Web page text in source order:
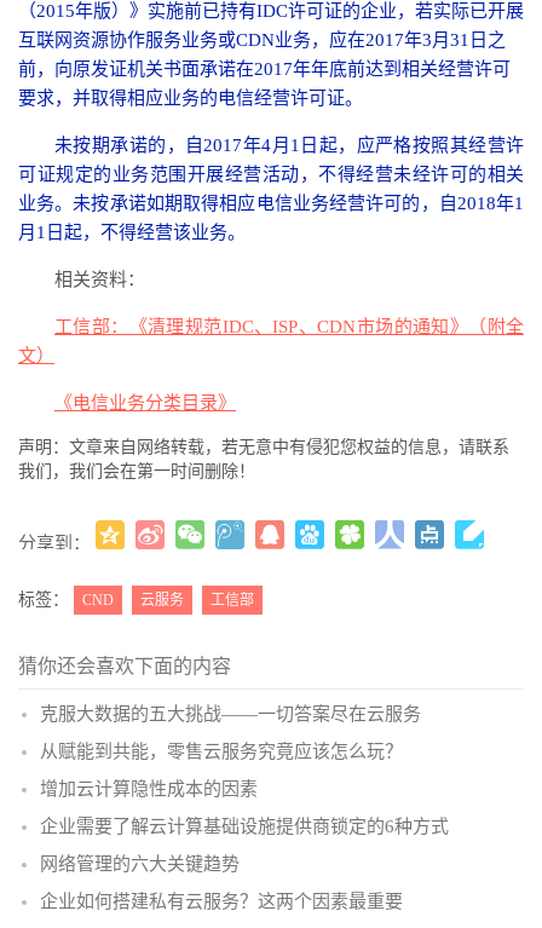
（2015年版）》实施前已持有IDC许可证的企业，若实际已开展
互联网资源协作服务业务或CDN业务，应在2017年3月31日之
前，向原发证机关书面承诺在2017年年底前达到相关经营许可
要求，并取得相应业务的电信经营许可证。
未按期承诺的，自2017年4月1日起，应严格按照其经营许
可证规定的业务范围开展经营活动，不得经营未经许可的相关
业务。未按承诺如期取得相应电信业务经营许可的，自2018年1
月1日起，不得经营该业务。
相关资料：
工信部：《清理规范IDC、ISP、CDN市场的通知》（附全
文）
《电信业务分类目录》
声明：文章来自网络转载，若无意中有侵犯您权益的信息，请联系
我们，我们会在第一时间删除！
分享到：
标签： CND 云服务 工信部
猜你还会喜欢下面的内容
克服大数据的五大挑战——一切答案尽在云服务
从赋能到共能，零售云服务究竟应该怎么玩？
增加云计算隐性成本的因素
企业需要了解云计算基础设施提供商锁定的6种方式
网络管理的六大关键趋势
企业如何搭建私有云服务？这两个因素最重要